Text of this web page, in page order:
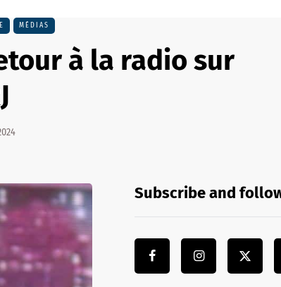
MÉDIAS
à la radio sur
Subscribe and